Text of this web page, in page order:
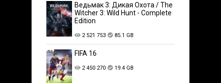
Ведьмак 3: Дикая Охота / The
Witcher 3: Wild Hunt - Complete
Edition
2 521 753 85.1 GB
FIFA 16
2 450 270 19.4 GB